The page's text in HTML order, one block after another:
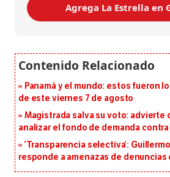
Agrega La Estrella en
Panamá y el mundo: estos fueron
de este viernes 7 de agosto
Magistrada salva su voto: advierte
analizar el fondo de demanda contra
‘Transparencia selectiva’:
responde a amenazas de denuncias